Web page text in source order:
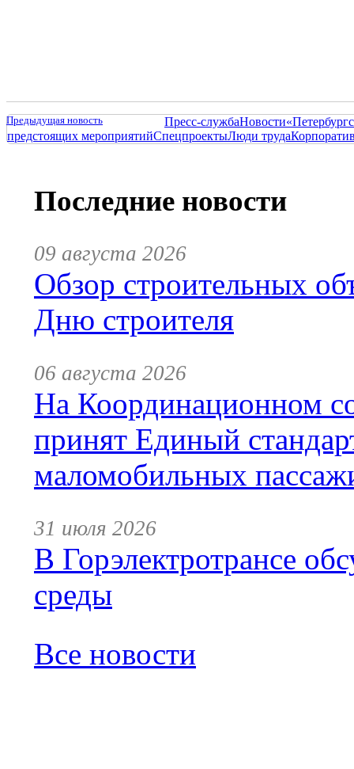
Предыдущая новость Пресс-службаНовости
предстоящих мероприятийСпецпроектыЛюди труда
Последние новости
09 августа 2026
Обзор строительных
Дню строителя
06 августа 2026
На Координационном
принят Единый
маломобильных
31 июля 2026
В Горэлектротрансе
среды
Все новости